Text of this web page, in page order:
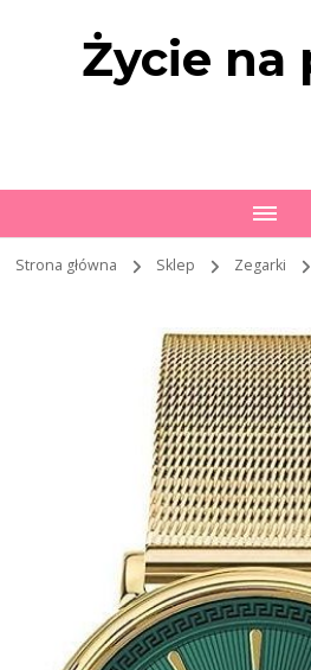
Życie na
Strona główna Sklep Zegarki